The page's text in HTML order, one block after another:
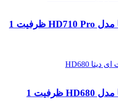
هارد اکسترنال ای دیتا مدل HD710 Pro ظرفیت 1
هارد اکسترنال ای دیتا مدل HD680 ظرفیت 1